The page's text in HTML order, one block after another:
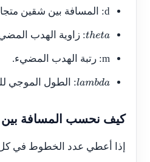
d: المسافة بين شقين
theta : زاوية الهدب
m: رتبة الهدب المضيء.
lambda : الطول الموجي
كيف نحسب المسافة
إذا أعطي عدد الخطوط في كل